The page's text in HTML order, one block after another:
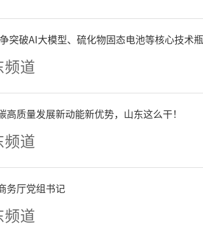
对新冠疫苗的需求大
新冠疫苗厂家对记
，公司新冠疫苗
常是按需生产，但
生产的新冠疫苗是
疫苗生产、运输等
突破AI大模型、硫化物固态电池等核心技术
频道
高质量发展新动能新优势，山东这么干！
频道
务厅党组书记
频道